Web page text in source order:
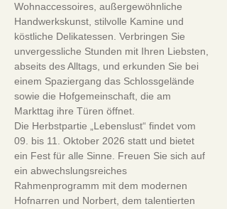
Wohnaccessoires, außergewöhnliche
Handwerkskunst, stilvolle Kamine und
köstliche Delikatessen. Verbringen Sie
unvergessliche Stunden mit Ihren Liebsten,
abseits des Alltags, und erkunden Sie bei
einem Spaziergang das Schlossgelände
sowie die Hofgemeinschaft, die am
Markttag ihre Türen öffnet.
Die Herbstpartie „Lebenslust“ findet vom
09. bis 11. Oktober 2026 statt und bietet
ein Fest für alle Sinne. Freuen Sie sich auf
ein abwechslungsreiches
Rahmenprogramm mit dem modernen
Hofnarren und Norbert, dem talentierten